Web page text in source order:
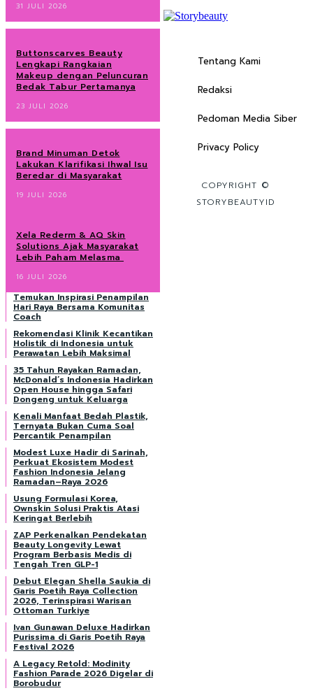
31 JULI 2026
Buttonscarves Beauty
Lengkapi Rangkaian
Makeup dengan Peluncuran
Bedak Tabur Pertamanya
23 JULI 2026
Brand Minuman Detok
Lakukan Klarifikasi Ihwal Isu
Beredar di Masyarakat
19 JULI 2026
Xela Rederm & AQ Skin
Solutions Ajak Masyarakat
Lebih Paham Melasma
16 JULI 2026
Temukan Inspirasi Penampilan
Hari Raya Bersama Komunitas
Coach
Rekomendasi Klinik Kecantikan
Holistik di Indonesia untuk
Perawatan Lebih Maksimal
35 Tahun Rayakan Ramadan,
McDonald’s Indonesia Hadirkan
Open House hingga Safari
Dongeng untuk Keluarga
Kenali Manfaat Bedah Plastik,
Ternyata Bukan Cuma Soal
Percantik Penampilan
Modest Luxe Hadir di Sarinah,
Perkuat Ekosistem Modest
Fashion Indonesia Jelang
Ramadan–Raya 2026
Usung Formulasi Korea,
Ownskin Solusi Praktis Atasi
Keringat Berlebih
ZAP Perkenalkan Pendekatan
Beauty Longevity Lewat
Program Berbasis Medis di
Tengah Tren GLP-1
Debut Elegan Shella Saukia di
Garis Poetih Raya Collection
2026, Terinspirasi Warisan
Ottoman Turkiye
Ivan Gunawan Deluxe Hadirkan
Purissima di Garis Poetih Raya
Festival 2026
A Legacy Retold: Modinity
Fashion Parade 2026 Digelar di
Borobudur
Tentang Kami
Redaksi
Pedoman Media Siber
Privacy Policy
COPYRIGHT ©
STORYBEAUTYID